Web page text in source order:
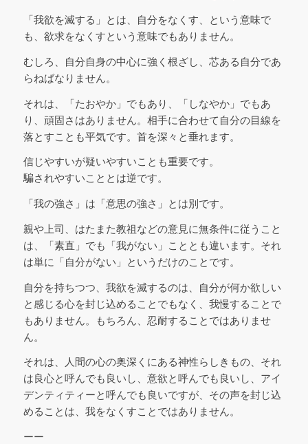
「我欲を滅する」とは、自分をなくす、という意味で
も、欲求をなくすという意味でもありません。
むしろ、自分自身の中心に強く根ざし、芯ある自分であ
らねばなりません。
それは、「たおやか」でもあり、「しなやか」でもあ
り、頑固さはありません。相手に合わせて自分の目線を
落とすことも平気です。首を深々と垂れます。
信じやすいが疑いやすいことも重要です。
騙されやすいこととは逆です。
「我の強さ」は「意思の強さ」とは別です。
親や上司、はたまた教祖などの意見に無条件に従うこと
は、「素直」でも「我がない」こととも違います。それ
は単に「自分がない」というだけのことです。
自分を持ちつつ、我欲を滅するのは、自分が何か欲しい
と感じる心を封じ込めることでもなく、我慢することで
もありません。もちろん、忍耐することではありませ
ん。
それは、人間の心の奥深くにある神性らしきもの、それ
は良心と呼んでも良いし、意欲と呼んでも良いし、アイ
デンティティーと呼んでも良いですが、その声を封じ込
めることは、我をなくすことではありません。
ーー